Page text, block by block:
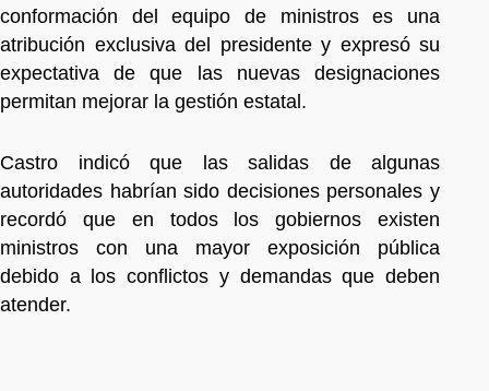
conformación del equipo de ministros es una
atribución exclusiva del presidente y expresó su
expectativa de que las nuevas designaciones
permitan mejorar la gestión estatal.
Castro indicó que las salidas de algunas
autoridades habrían sido decisiones personales y
recordó que en todos los gobiernos existen
ministros con una mayor exposición pública
debido a los conflictos y demandas que deben
atender.